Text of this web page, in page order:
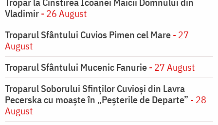
Vladimir- 26 August
Troparul Sfântului Cuvios Pimen cel Mare- 27
August
Troparul Sfântului Mucenic Fanurie- 27 August
Troparul Soborului Sfinților Cuvioși din Lavra
Pecerska cu moaște în „Peșterile de Departe” - 28
August